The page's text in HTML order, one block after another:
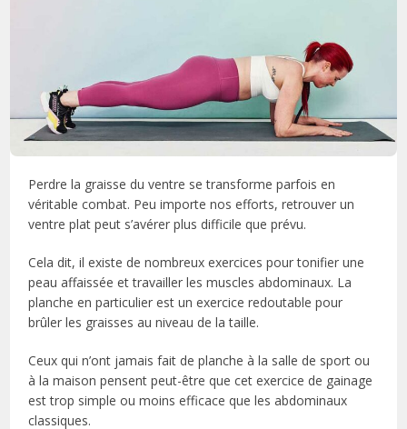
Perdre la graisse du ventre se transforme parfois en
véritable combat. Peu importe nos efforts, retrouver un
ventre plat peut s’avérer plus difficile que prévu.
Cela dit, il existe de nombreux exercices pour tonifier une
peau affaissée et travailler les muscles abdominaux. La
planche en particulier est un exercice redoutable pour
brûler les graisses au niveau de la taille.
Ceux qui n’ont jamais fait de planche à la salle de sport ou
à la maison pensent peut-être que cet exercice de gainage
est trop simple ou moins efficace que les abdominaux
classiques.